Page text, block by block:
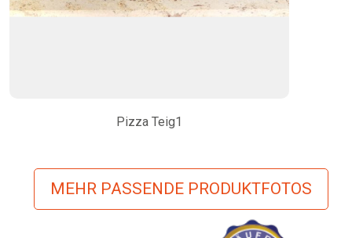
Pizza Teig1
MEHR PASSENDE PRODUKTFOTOS